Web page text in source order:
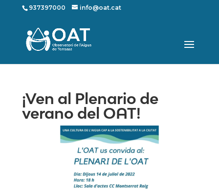
937397000 info@oat.cat
¡Ven al Plenario de
verano del OAT!